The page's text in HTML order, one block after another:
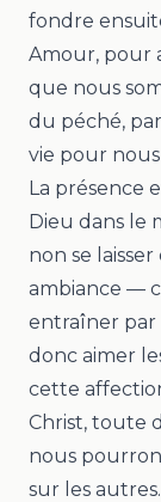
fondre
Amour, pour
que nous
du péché,
vie pour nous
La présence
Dieu dans le
non se
ambiance —
entraîner par
donc aimer
cette
Christ, toute
nous
sur les